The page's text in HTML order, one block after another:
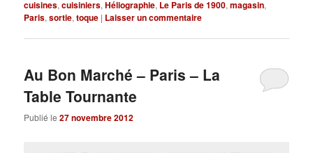
cuisines,cuisiniers,Héliographie, Le Paris de 1900,magasin,
Paris,sortie,toque | Laisser un commentaire
Au Bon Marché – Paris – La
Table Tournante
Publié le27 novembre 2012